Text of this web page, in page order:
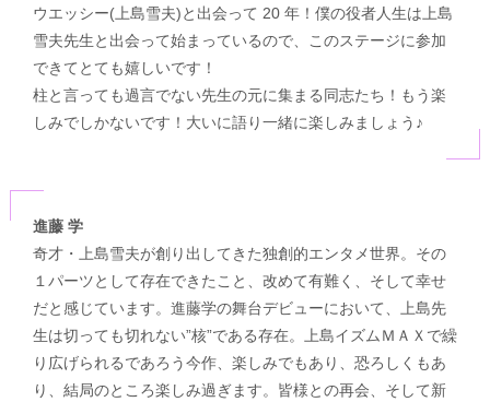
ウエッシー(上島雪夫)と出会って 20 年！僕の役者人生は上島
雪夫先生と出会って始まっているので、このステージに参加
できてとても嬉しいです！
柱と言っても過言でない先生の元に集まる同志たち！もう楽
しみでしかないです！大いに語り一緒に楽しみましょう♪
進藤 学
奇才・上島雪夫が創り出してきた独創的エンタメ世界。その
１パーツとして存在できたこと、改めて有難く、そして幸せ
だと感じています。進藤学の舞台デビューにおいて、上島先
生は切っても切れない”核”である存在。上島イズムＭＡＸで繰
り広げられるであろう今作、楽しみでもあり、恐ろしくもあ
り、結局のところ楽しみ過ぎます。皆様との再会、そして新